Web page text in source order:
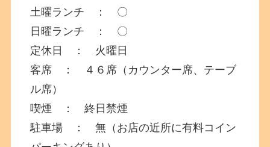
土曜ランチ ： 〇
日曜ランチ ： 〇
定休日 ： 火曜日
客席 ： ４６席（カウンター席、テーブ
ル席）
喫煙 ： 終日禁煙
駐車場 ： 無（お店の近所に有料コイン